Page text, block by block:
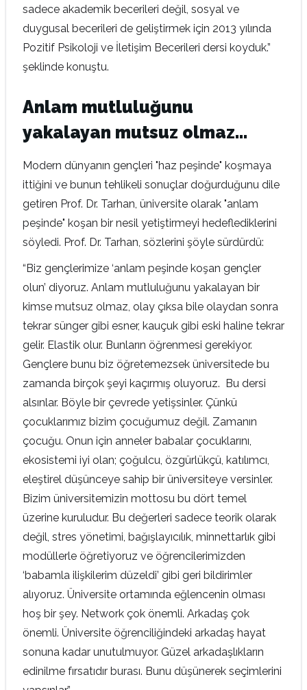
sadece akademik becerileri değil, sosyal ve
duygusal becerileri de geliştirmek için 2013 yılında
Pozitif Psikoloji ve İletişim Becerileri dersi koyduk.”
şeklinde konuştu.
Anlam mutluluğunu
yakalayan mutsuz olmaz…
Modern dünyanın gençleri "haz peşinde" koşmaya
ittiğini ve bunun tehlikeli sonuçlar doğurduğunu dile
getiren Prof. Dr. Tarhan, üniversite olarak "anlam
peşinde" koşan bir nesil yetiştirmeyi hedeflediklerini
söyledi. Prof. Dr. Tarhan, sözlerini şöyle sürdürdü:
“Biz gençlerimize ‘anlam peşinde koşan gençler
olun’ diyoruz. Anlam mutluluğunu yakalayan bir
kimse mutsuz olmaz, olay çıksa bile olaydan sonra
tekrar sünger gibi esner, kauçuk gibi eski haline tekrar
gelir. Elastik olur. Bunların öğrenmesi gerekiyor.
Gençlere bunu biz öğretemezsek üniversitede bu
zamanda birçok şeyi kaçırmış oluyoruz. Bu dersi
alsınlar. Böyle bir çevrede yetişsinler. Çünkü
çocuklarımız bizim çocuğumuz değil. Zamanın
çocuğu. Onun için anneler babalar çocuklarını,
ekosistemi iyi olan; çoğulcu, özgürlükçü, katılımcı,
eleştirel düşünceye sahip bir üniversiteye versinler.
Bizim üniversitemizin mottosu bu dört temel
üzerine kuruludur. Bu değerleri sadece teorik olarak
değil, stres yönetimi, bağışlayıcılık, minnettarlık gibi
modüllerle öğretiyoruz ve öğrencilerimizden
‘babamla ilişkilerim düzeldi’ gibi geri bildirimler
alıyoruz. Üniversite ortamında eğlencenin olması
hoş bir şey. Network çok önemli. Arkadaş çok
önemli. Üniversite öğrenciliğindeki arkadaş hayat
sonuna kadar unutulmuyor. Güzel arkadaşlıkların
edinilme fırsatıdır burası. Bunu düşünerek seçimlerini